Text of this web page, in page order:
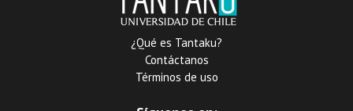
¿Qué es Tantaku?
Contáctanos
Términos de uso